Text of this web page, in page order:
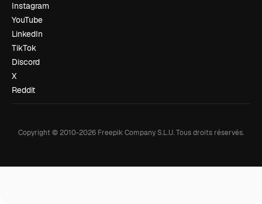
Instagram
YouTube
LinkedIn
TikTok
Discord
X
Reddit
Copyright © 2010-2026 Freepik Company S.L.U.Tous droits réservés.